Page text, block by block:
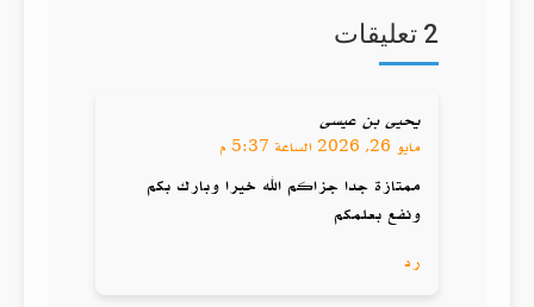
2 تعليقات
يحيى بن عيسى
مايو 26, 2026 الساعة 5:37 م
ممتازة جدا جزاكم الله خيرا وبارك بكم
ونفع بعلمكم
رد